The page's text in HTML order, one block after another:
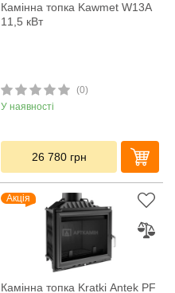
Камінна топка Kawmet W13A
11,5 кВт
(0)
У наявності
26 780 грн
Акція
Камінна топка Kratki Antek PF